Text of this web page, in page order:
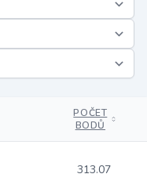
POČET
BODŮ
313.07